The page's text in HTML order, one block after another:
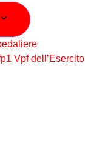
Vpf dell’Esercito